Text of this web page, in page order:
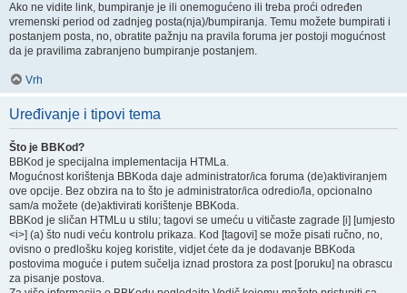
Ako ne vidite link, bumpiranje je ili onemogućeno ili treba proći određen
vremenski period od zadnjeg posta(nja)/bumpiranja. Temu možete bumpirati i
postanjem posta, no, obratite pažnju na pravila foruma jer postoji mogućnost
da je pravilima zabranjeno bumpiranje postanjem.
Vrh
Uređivanje i tipovi tema
Što je BBKod?
BBKod je specijalna implementacija HTMLa.
Mogućnost korištenja BBKoda daje administrator/ica foruma (de)aktiviranjem
ove opcije. Bez obzira na to što je administrator/ica odredio/la, opcionalno
sam/a možete (de)aktivirati korištenje BBKoda.
BBKod je sličan HTMLu u stilu; tagovi se umeću u vitičaste zagrade [i] [umjesto
<i>] (a) što nudi veću kontrolu prikaza. Kod [tagovi] se može pisati ručno, no,
ovisno o predlošku kojeg koristite, vidjet ćete da je dodavanje BBKoda
postovima moguće i putem sučelja iznad prostora za post [poruku] na obrascu
za pisanje postova.